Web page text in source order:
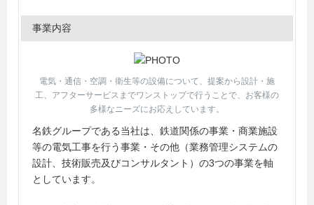
事業内容
電気・通信・空調・衛生等の設備について、提案から設計・施
工、アフターサービスまでワンストップで行うことで、お客様の
多様なニーズにお応えしています。
名鉄グループである当社は、鉄道関係の事業・商業施設
等の電気工事を行う事業・その他（業務管理システムの
設計、技術販売及びコンサルタント）の3つの事業を軸
としています。